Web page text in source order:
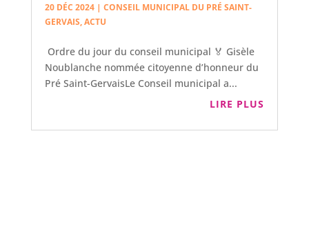
20 DÉC 2024| CONSEIL MUNICIPAL DU PRÉ SAINT-
GERVAIS,ACTU
Ordre du jour du conseil municipal 🏅 Gisèle
Noublanche nommée citoyenne d’honneur du
Pré Saint-GervaisLe Conseil municipal a...
LIRE PLUS